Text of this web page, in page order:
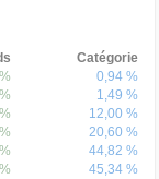
Catégorie
0,94 %
1,49 %
12,00 %
20,60 %
44,82 %
45,34 %